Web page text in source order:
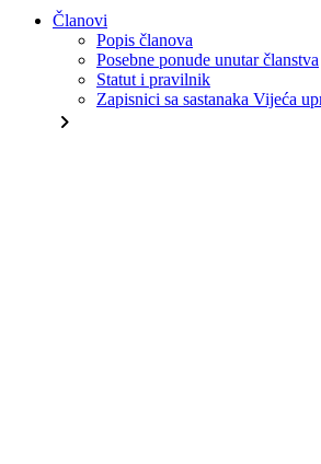
Članovi
Popis članova
Posebne ponude unutar članstva
Statut i pravilnik
Zapisnici sa sastanaka Vijeća
chevron_right